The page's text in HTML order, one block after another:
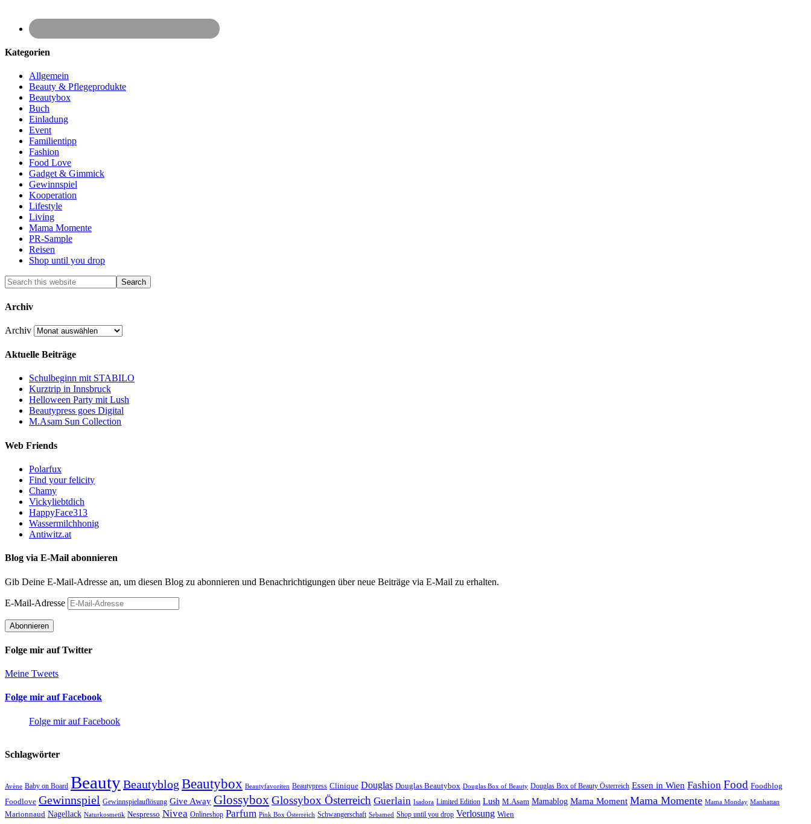
Kategorien
Allgemein
Beauty & Pflegeprodukte
Beautybox
Buch
Einladung
Event
Familientipp
Fashion
Food Love
Gadget & Gimmick
Gewinnspiel
Kooperation
Lifestyle
Living
Mama Momente
PR-Sample
Reisen
Shop until you drop
Archiv
Archiv
Aktuelle Beiträge
Schulbeginn mit STABILO
Kurztrip in Innsbruck
Helloween Party mit Lush
Beautypress goes Digital
M.Asam Sun Collection
Web Friends
Polarfux
Find your felicity
Chamy
Vickyliebtdich
HappyFace313
Wassermilchhonig
Antiwitz.at
Blog via E-Mail abonnieren
Gib Deine E-Mail-Adresse an, um diesen Blog zu abonnieren und Benachrichtigungen über neue Beiträge via E-Mail zu erhalten.
E-Mail-Adresse
Abonnieren
Folge mir auf Twitter
Meine Tweets
Folge mir auf Facebook
Folge mir auf Facebook
Schlagwörter
Avène Baby on Board BeautyBeautyblog Beautybox Beautyfavoriten Beautypress Clinique Douglas Douglas Beautybox Douglas Box of Beauty Douglas Box of Beauty Österreich Essen in Wien Fashion Food Foodblog
Foodlove Gewinnspiel Gewinnspielauflösung Give Away GlossyboxGlossybox Österreich Guerlain Isadora Limited Edition Lush M.Asam Mamablog Mama Moment Mama Momente Mama Monday Manhattan
Marionnaud Nagellack Naturkosmetik Nespresso Nivea Onlineshop Parfum Pink Box Österreich Schwangerschaft Sebamed Shop until you drop Verlosung Wien